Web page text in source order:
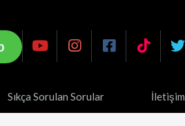
Sıkça Sorulan Sorular İletişim